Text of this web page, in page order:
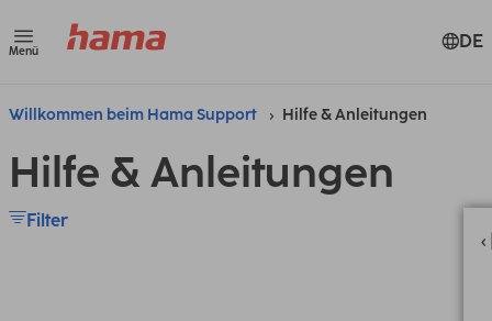
Menü DE
Willkommen beim Hama Support Hilfe & Anleitungen
Hilfe & Anleitungen
Filter